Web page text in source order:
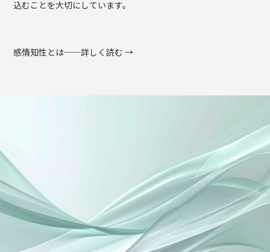
込むことを大切にしています。
感情知性とは──詳しく読む →